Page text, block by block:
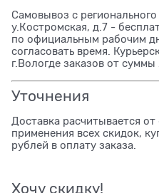
Самовывоз с
у.Костромская, д.7 -
по официальным рабочим
согласовать время.
г.Вологде заказов от
Уточнения
Доставка расчитывается
применения всех скидок,
рублей в оплату заказа.
Хочу скидку!